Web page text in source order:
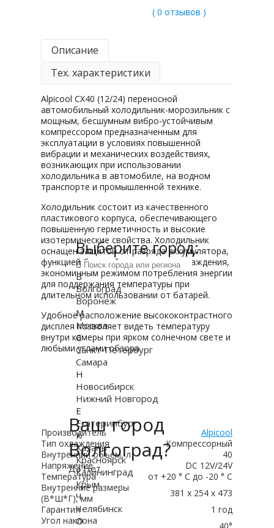
( 0 отзывов )
Описание
Тех. характеристики
Alpicool CX40 (12/24) переносной
автомобильный холодильник-морозильник с
мощным, бесшумным вибро-устойчивым
компрессором предназначенным для
эксплуатации в условиях повышенной
вибрации и механических воздействиях,
возникающих при использовании
холодильника в автомобиле, на водном
транспорте и промышленной технике.
Холодильник состоит из качественного
пластикового корпуса, обеспечивающего
повышенную герметичность и высокие
изотермические свойства. Холодильник
оснащен защитой от разряда аккумулятора,
функцией быстрой заморозки и охлаждения,
экономичным режимом потребления энергии
для поддержания температуры при
длительном использовании от батарей.
Удобное расположение высококонтрастного
дисплея позволяет видеть температуру
внутри камеры при ярком солнечном свете и
любыми углами обзора.
Производитель
Alpicool
Тип охлаждения
Компрессорный
Внутренний объем, л
40
Напряжение
DC 12V/24V
Температура
от +20 ° C до -20 ° C
Внутренние размеры
(В*Ш*Г), мм
381 х 254 х 473
Гарантия
1 год
Угол наклона
Ваш город
Волгоград?
Да Нет
Выберите город:
В
Волгоград
Воронеж
М
Москва
С
Санкт-Петербург
Самара
Н
Новосибирск
Нижний Новгород
Е
Екатеринбург
К
Казань
Красноярск
Калининград
Крым
Ч
Челябинск
О